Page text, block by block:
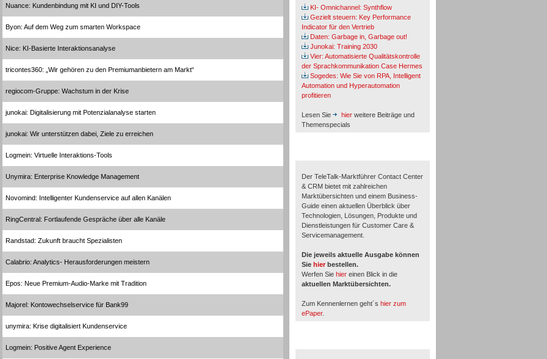
Nuance: Kundenbindung mit KI und DIY-Tools
Byon: Auf dem Weg zum smarten Workspace
Nice: KI-Basierte Interaktionsanalyse
tricontes360: „Wir gehören zu den Premiumanbietern am Markt“
regiocom-Gruppe: Wachstum in der Krise
junokai: Digitalisierung mit Potenzialanalyse starten
junokai: Wir unterstützen dabei, Ziele zu erreichen
Logmein: Virtuelle Interaktions-Tools
Unymira: Enterprise Knowledge Management
Novomind: Intelligenter Kundenservice auf allen Kanälen
RingCentral: Fortlaufende Gespräche über alle Kanäle
Randstad: Zukunft braucht Spezialisten
Calabrio: Analytics- Herausforderungen meistern
Epos: Neue Premium-Audio-Marke mit Tradition
Majorel: Kontowechselservice für Bank99
unymira: Krise digitalisiert Kundenservice
Logmein: Positive Agent Experience
KI- Omnichannel: Synthflow
Gezielt steuern: Key Performance
Indicator für den Vertrieb
Daten: Garbage in, Garbage out!
Junokai: Training 2030
Vier: Automatisierte Qualitätskontrolle
der Sprachkommunikation Case Hermes
Sogedes: Wie Sie von RPA, Intelligent
Automation und Hyperautomation
profitieren
Lesen Sie hier weitere Beiträge und
Themenspecials
Der TeleTalk-Marktführer Contact Center
& CRM bietet mit zahlreichen
Marktübersichten und einem Business-
Guide einen aktuellen Überblick über
Technologien, Lösungen, Produkte und
Dienstleistungen für Customer Care &
Servicemanagement.
Die jeweils aktuelle Ausgabe können
Sie hier bestellen.
Werfen Sie hier einen Blick in die
aktuellen Marktübersichten.
Zum Kennenlernen geht´s hier zum
ePaper.